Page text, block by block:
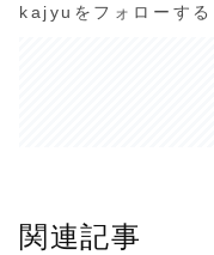
kajyuをフォローする
関連記事